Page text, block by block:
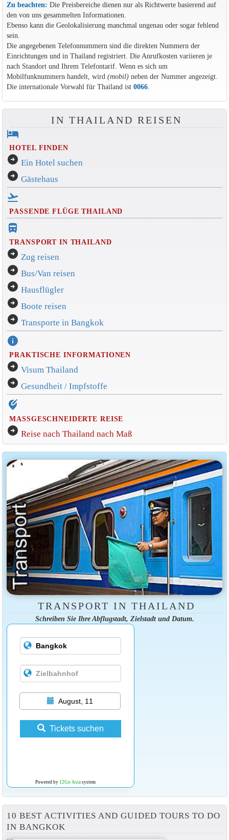
Zu beachten: Die Preisbereiche dienen nur als Richtwerte basierend auf
den von uns gesammelten Informationen.
Ebenso kann die Geolokalisierung manchmal ungenau oder sogar fehlend
sein.
Die angegebenen Telefonnummern sind die direkten Nummern der
Einrichtungen und in Thailand registriert. Die Anrufkosten variieren je
nach Standort und Ihrem Telefontarif. Wenn es sich um
Mobilfunknummern handelt, wird (mobil)neben der Nummer angezeigt.
Die internationale Vorwahl für Thailand ist 0066.
IN THAILAND REISEN
hotel
HOTEL FINDEN
arrow_circle_right Ein Hotel suchen
arrow_circle_right Gästehaus
flight_takeoff
PASSENDE FLÜGE THAILAND
directions_bus_filled
TRANSPORT IN THAILAND
arrow_circle_right Zug reisen
arrow_circle_right Bus/Van reisen
arrow_circle_right Hausflügler
arrow_circle_right Boote reisen
arrow_circle_right Transporte in Bangkok
info
PRAKTISCHE INFORMATIONEN
arrow_circle_right Visum Thailand
arrow_circle_right Gesundheit / Impfstoffe
edit_location_alt
MASSGESCHNEIDERTE REISE
arrow_circle_right Reise nach Thailand nach Maß
TRANSPORT IN THAILAND
Schreiben Sie Ihre Abflugstadt, Zielstadt und Datum.
August, 11
Tickets suchen
Powered by 12Go Asiasystem
10 BEST ACTIVITIES AND GUIDED TOURS TO DO
IN BANGKOK